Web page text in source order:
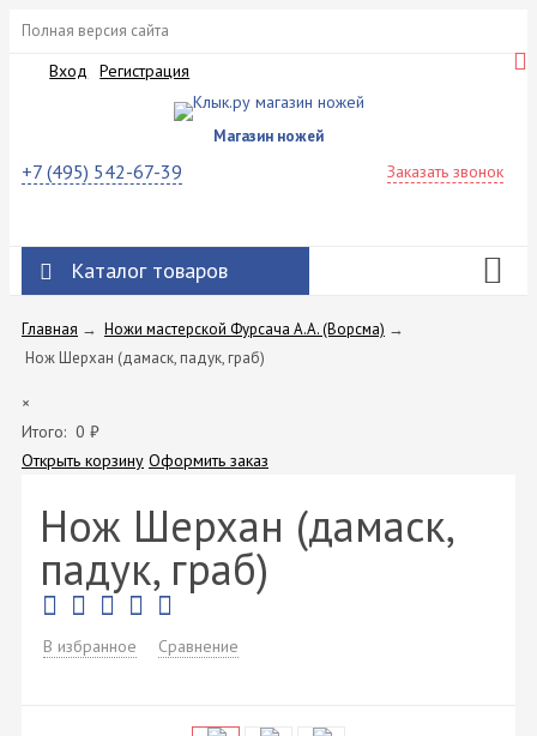
Полная версия сайта
Вход Регистрация
Магазин ножей
+7 (495) 542-67-39 Заказать звонок
Каталог товаров
Главная → Ножи мастерской Фурсача А.А. (Ворсма) →
Нож Шерхан (дамаск, падук, граб)
×
Итого: 0 ₽
Открыть корзину Оформить заказ
Нож Шерхан (дамаск,
падук, граб)
В избранное Сравнение